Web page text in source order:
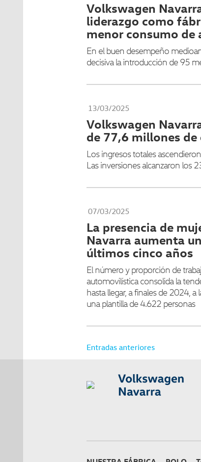
Volkswagen
liderazgo como
menor consumo de
En el buen desempeño
decisiva la introducción de 95
13/03/2025
Volkswagen
de 77,6 millones de
Los ingresos totales
Las inversiones alcanzaron los
07/03/2025
La presencia de
Navarra aumenta
últimos cinco años
El número y proporción de
automovilística consolida la
hasta llegar, a finales de 2024,
una plantilla de 4.622 personas
Navegación
Entradas anteriores